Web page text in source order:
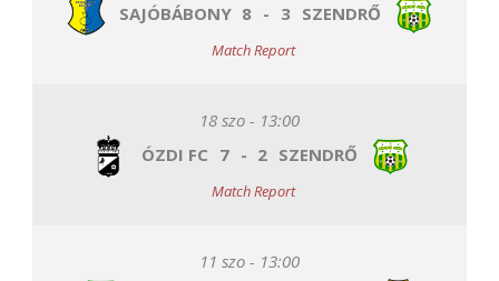
SAJÓBÁBONY 8 - 3 SZENDRŐ
Match Report
18 szo - 13:00
ÓZDI FC 7 - 2 SZENDRŐ
Match Report
11 szo - 13:00